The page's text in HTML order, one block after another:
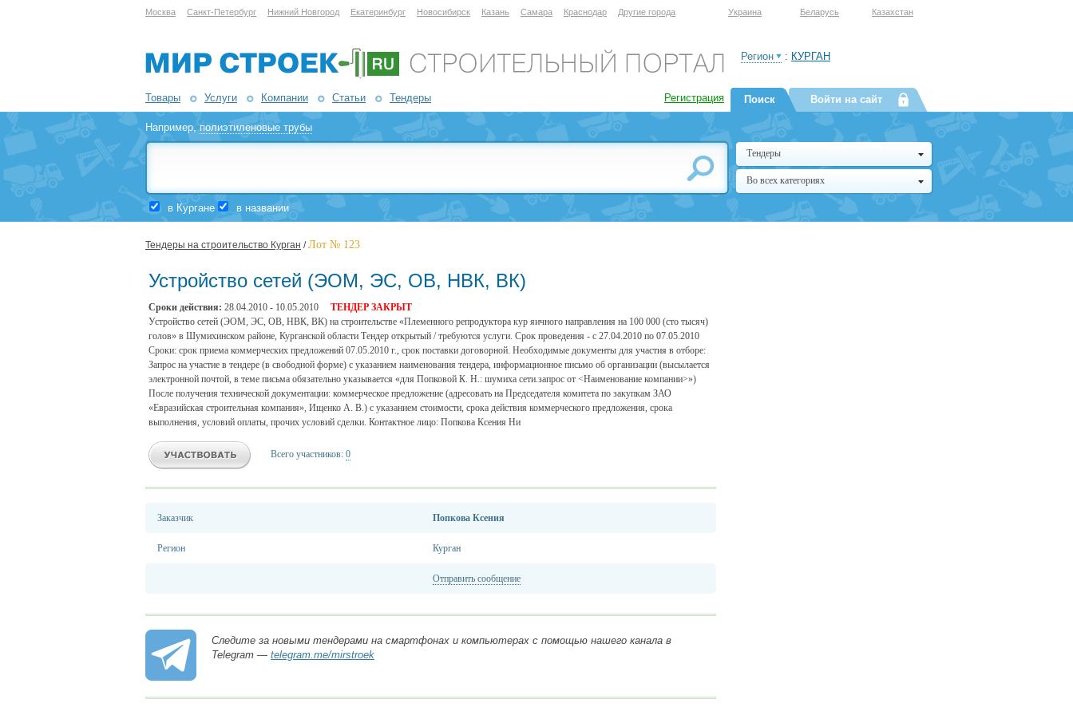
Москва Санкт-Петербург Нижний Новгород Екатеринбург Новосибирск Казань Самара Краснодар Другие города Украина Беларусь Казахстан
Товары Услуги Компании Статьи Тендеры Регистрация
Регион : КУРГАН
Например,полиэтиленовые трубы
в Кургане в названии
Поиск Войти на сайт
Тендеры
Во всех категориях
Тендеры на строительство Курган /Лот № 123
Устройство сетей (ЭОМ, ЭС, ОВ, НВК, ВК)
Сроки действия: 28.04.2010 - 10.05.2010
ТЕНДЕР ЗАКРЫТ
Устройство сетей (ЭОМ, ЭС, ОВ, НВК, ВК) на строительстве «Племенного репродуктора кур яичного направления на 100 000 (сто тысяч)
голов» в Шумихинском районе, Курганской области Тендер открытый / требуются услуги. Срок проведения - с 27.04.2010 по 07.05.2010
Сроки: срок приема коммерческих предложений 07.05.2010 г., срок поставки договорной. Необходимые документы для участия в отборе:
Запрос на участие в тендере (в свободной форме) с указанием наименования тендера, информационное письмо об организации (высылается
электронной почтой, в теме письма обязательно указывается «для Попковой К. Н.: шумиха сети.запрос от <Наименование компании>»)
После получения технической документации: коммерческое предложение (адресовать на Председателя комитета по закупкам ЗАО
«Евразийская строительная компания», Ищенко А. В.) с указанием стоимости, срока действия коммерческого предложения, срока
выполнения, условий оплаты, прочих условий сделки. Контактное лицо: Попкова Ксения Ни
Всего участников: 0
Заказчик Попкова Ксения
Регион Курган
Отправить сообщение
Следите за новыми тендерами на смартфонах и компьютерах с помощью нашего канала в
Telegram — telegram.me/mirstroek